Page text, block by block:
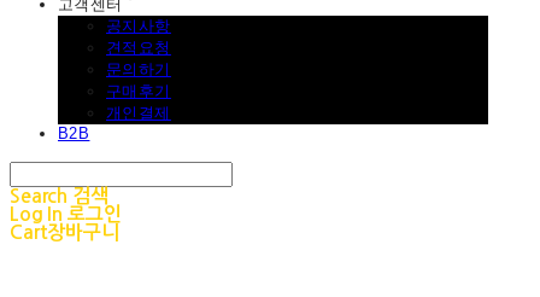
고객센터 ˇ
공지사항
견적요청
문의하기
구매후기
개인결제
B2B
Search 검색
Log In 로그인
Cart장바구니